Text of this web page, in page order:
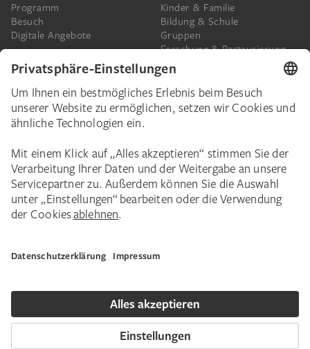
Programm
Besuch
Digitale Angebote
Kinder & Familie
Bildung & Schule
Gruppen
Forschung & Restaurierung
Presse
Das Städel
Spenden
Schenkungen & Nachlass
Corporate Events
Städelverein
Karriere
Städel Stories
Newsletter
DatenschutzPrivatsphäreBildnachweise
HausordnungKontakt
Copyright © 2026 Städel Museum. Alle Rechte vorbehalten.